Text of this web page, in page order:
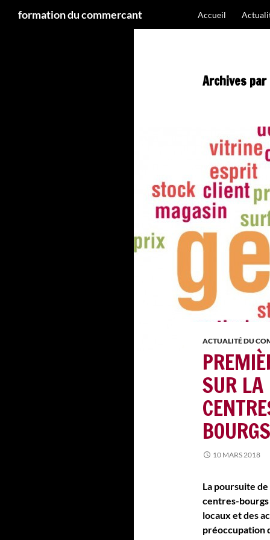
formation du commercant Accueil
Archives
ACTUALITÉ DU
SUR LA
BOURGS
10 MARS 2018
La poursuite
centres-bourgs
locaux et des
préoccupation